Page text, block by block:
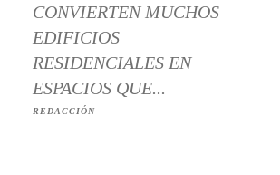
CONVIERTEN MUCHOS
EDIFICIOS
RESIDENCIALES EN
ESPACIOS QUE...
REDACCIÓN